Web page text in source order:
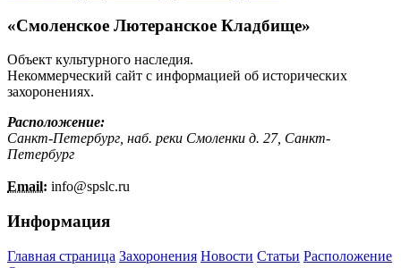
«Смоленское Лютеранское Кладбище»
Объект культурного наследия.
Некоммерческий сайт с информацией об исторических
захоронениях.
Расположение:
Санкт-Петербург, наб. реки Смоленки д. 27, Санкт-
Петербург
Email: info@spslc.ru
Информация
Главная страница Захоронения Новости Статьи Расположение